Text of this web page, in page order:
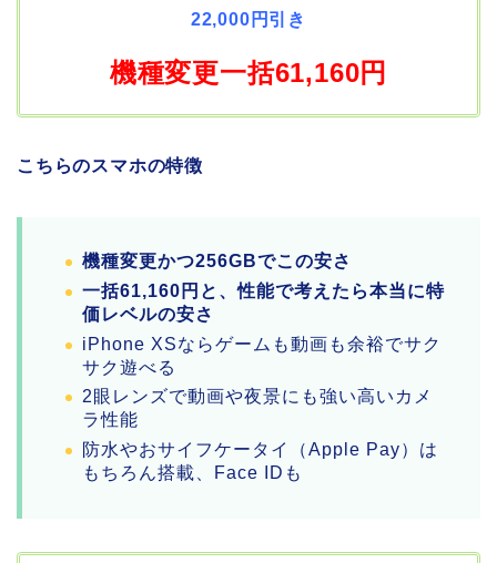
22,000円引き
機種変更一括61,160円
こちらのスマホの特徴
機種変更かつ256GBでこの安さ
一括61,160円と、性能で考えたら本当に特
価レベルの安さ
iPhone XSならゲームも動画も余裕でサク
サク遊べる
2眼レンズで動画や夜景にも強い高いカメ
ラ性能
防水やおサイフケータイ（Apple Pay）は
もちろん搭載、Face IDも